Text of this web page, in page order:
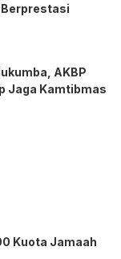
AKBP
Jaga Kamtibmas
Kuota Jamaah